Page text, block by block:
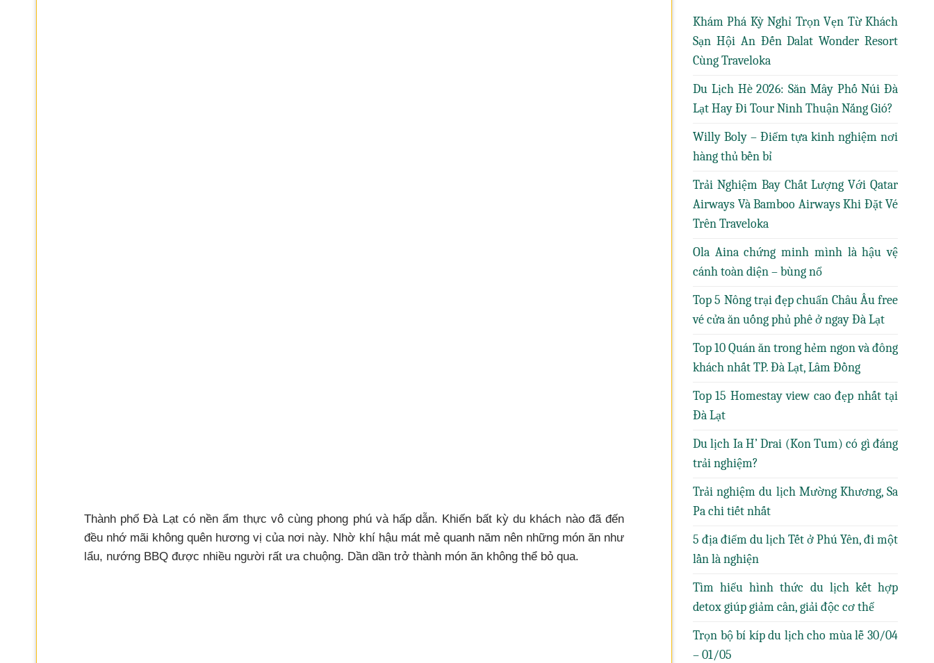
Thành phố Đà Lạt có nền ẩm thực vô cùng phong phú và hấp dẫn. Khiến bất kỳ du khách nào đã đến
đều nhớ mãi không quên hương vị của nơi này. Nhờ khí hậu mát mẻ quanh năm nên những món ăn như
lẩu, nướng BBQ được nhiều người rất ưa chuộng. Dần dần trở thành món ăn không thể bỏ qua.
Khám Phá Kỳ Nghỉ Trọn Vẹn Từ Khách
Sạn Hội An Đến Dalat Wonder Resort
Cùng Traveloka
Du Lịch Hè 2026: Săn Mây Phố Núi Đà
Lạt Hay Đi Tour Ninh Thuận Nắng Gió?
Willy Boly – Điểm tựa kinh nghiệm nơi
hàng thủ bền bỉ
Trải Nghiệm Bay Chất Lượng Với Qatar
Airways Và Bamboo Airways Khi Đặt Vé
Trên Traveloka
Ola Aina chứng minh mình là hậu vệ
cánh toàn diện – bùng nổ
Top 5 Nông trại đẹp chuẩn Châu Âu free
vé cửa ăn uống phủ phê ở ngay Đà Lạt
Top 10 Quán ăn trong hẻm ngon và đông
khách nhất TP. Đà Lạt, Lâm Đồng
Top 15 Homestay view cao đẹp nhất tại
Đà Lạt
Du lịch Ia H’ Drai (Kon Tum) có gì đáng
trải nghiệm?
Trải nghiệm du lịch Mường Khương, Sa
Pa chi tiết nhất
5 địa điểm du lịch Tết ở Phú Yên, đi một
lần là nghiện
Tìm hiểu hình thức du lịch kết hợp
detox giúp giảm cân, giải độc cơ thể
Trọn bộ bí kíp du lịch cho mùa lễ 30/04
– 01/05